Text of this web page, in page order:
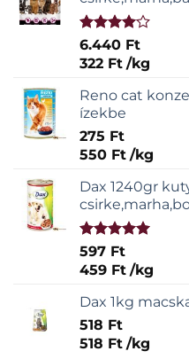
Értékelés:
4.00 / 5
6.440 Ft
322 Ft /kg
Reno cat
ízekbe
275 Ft
550 Ft /kg
Dax 1240gr
Értékelés:
5.00/ 5
597 Ft
459 Ft /kg
Dax 1kg
518 Ft
518 Ft /kg